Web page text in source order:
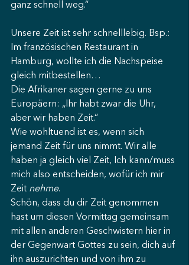
ganz schnell weg.“
Unsere Zeit ist sehr schnelllebig. Bsp.:
Im französischen Restaurant in
Hamburg, wollte ich die Nachspeise
gleich mitbestellen…
Die Afrikaner sagen gerne zu uns
Europäern: „Ihr habt zwar die Uhr,
aber wir haben Zeit.“
Wie wohltuend ist es, wenn sich
jemand Zeit für uns nimmt. Wir alle
haben ja gleich viel Zeit, Ich kann/muss
mich also entscheiden, wofür ich mir
Zeit nehme.
Schön, dass du dir Zeit genommen
hast um diesen Vormittag gemeinsam
mit allen anderen Geschwistern hier in
der Gegenwart Gottes zu sein, dich auf
ihn auszurichten und von ihm zu